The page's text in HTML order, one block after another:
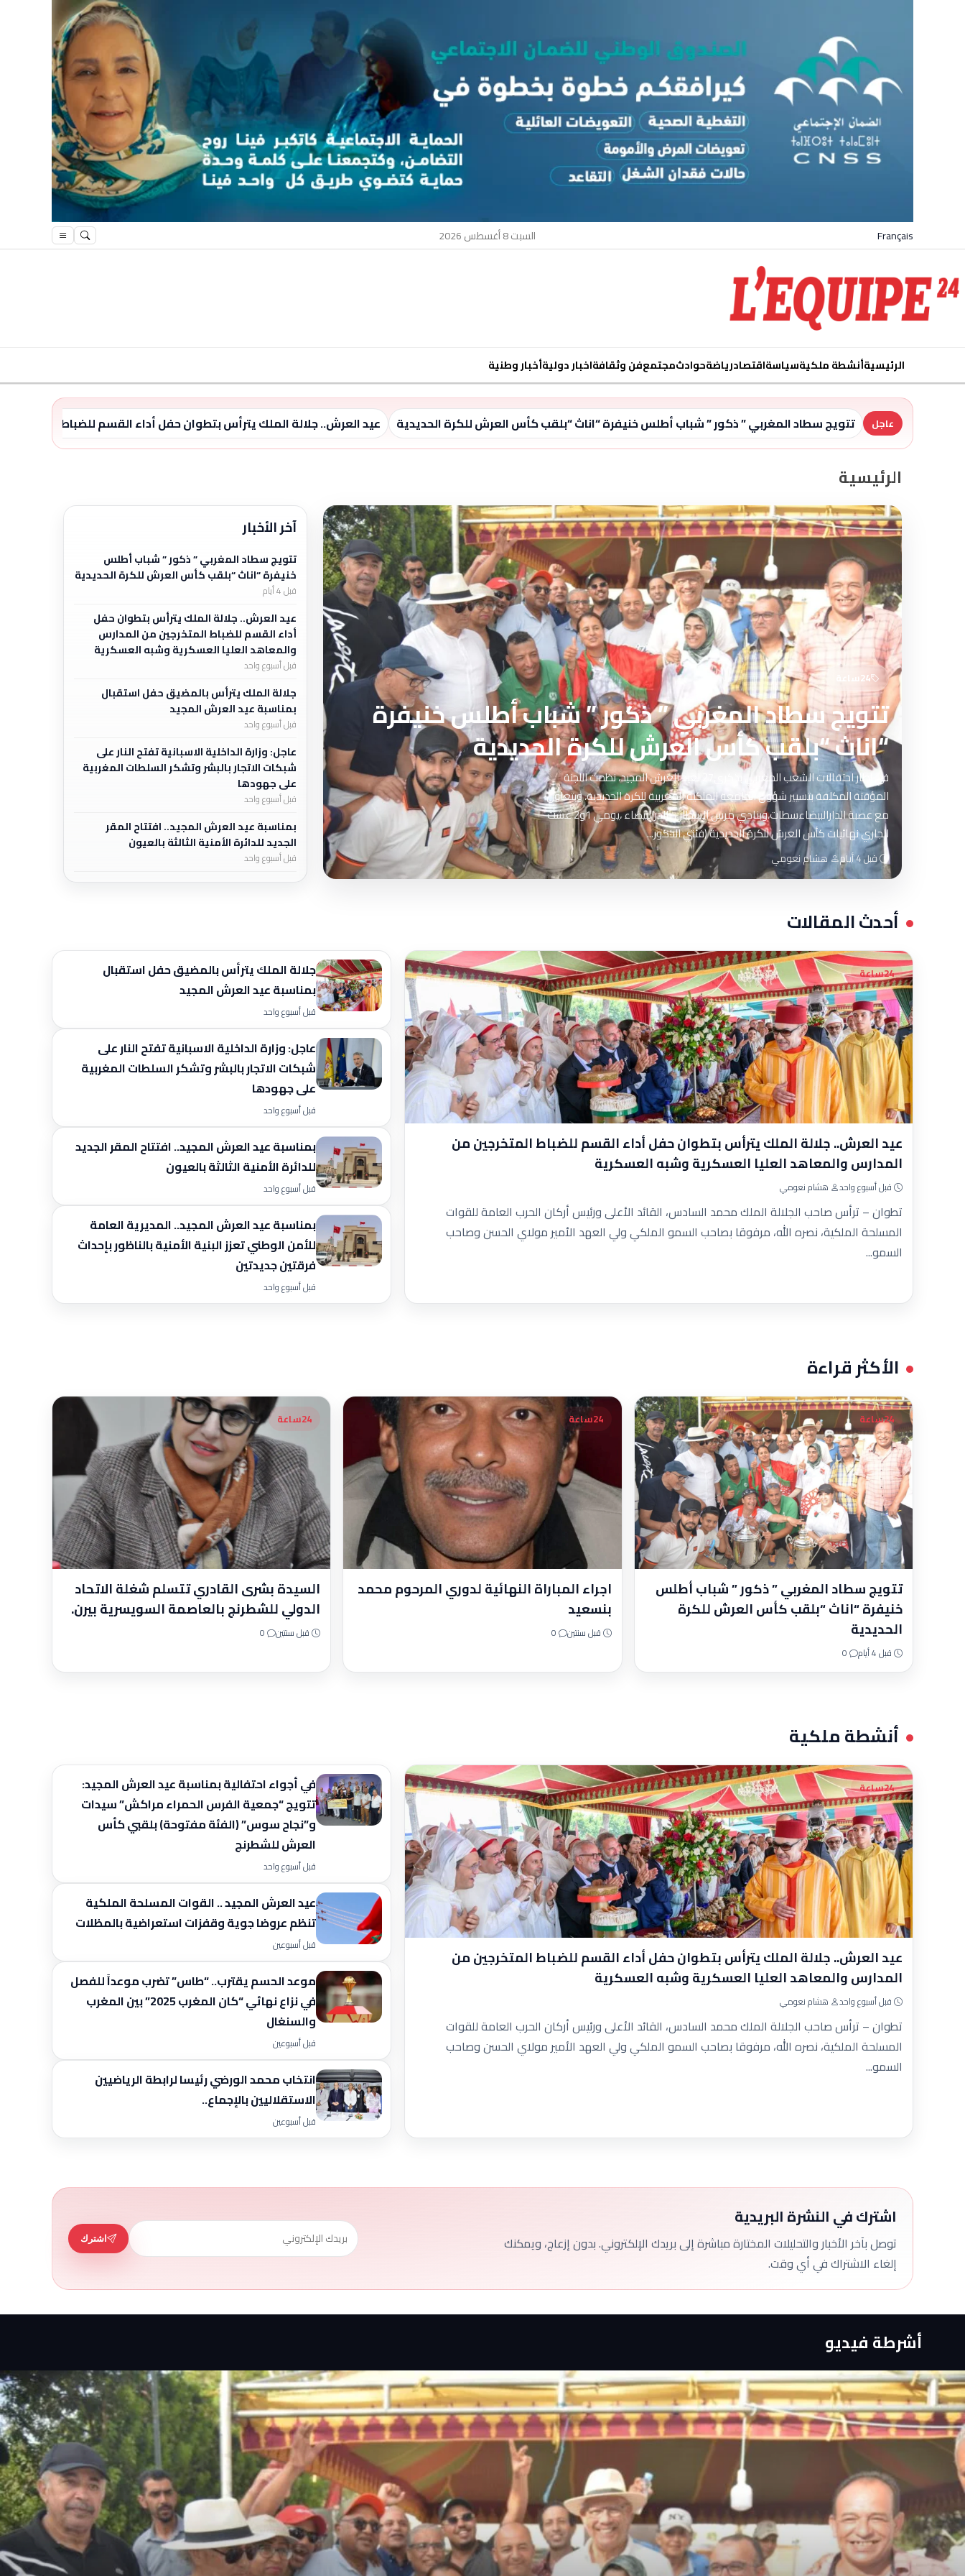
Français السبت 8 أغسطس 2026
الرئيسيةأنشطة ملكيةسياسةاقتصادرياضةحوادثمجتمعفن وثقافةاخبار دوليةأخبار وطنية
عاجل تتويج سطاد المغربي ” ذكور ” شباب أطلس خنيفرة “اناث “بلقب كأس العرش للكرة الحديدية عيد العرش.. جلالة الملك يترأس بتطوان حفل أداء القسم للضباط
الرئيسية
24ساعة
تتويج سطاد المغربي ” ذكور ” شباب أطلس خنيفرة
“اناث “بلقب كأس العرش للكرة الحديدية
في إطار احتفالات الشعب المغربي بذكرى27 لعيد العرش المجيد، نظمت اللجنة
المؤقتة المكلفة بتسيير شؤون الجامعة الملكية المغربية للكرة الحديدية، وبتعاون
مع عصبة الدارالبيضاءسطات،وبنادي مرس السطان بالدرالبيضاء ،يومي 1و2 غشت
الجاري نهائيات كأس العرش للكرة الحديدية (فئتي الذكور...
قبل 4 أيام هشام نعومي
آخر الأخبار
تتويج سطاد المغربي ” ذكور ” شباب أطلس
خنيفرة “اناث “بلقب كأس العرش للكرة الحديدية
قبل 4 أيام
عيد العرش.. جلالة الملك يترأس بتطوان حفل
أداء القسم للضباط المتخرجين من المدارس
والمعاهد العليا العسكرية وشبه العسكرية
قبل أسبوع واحد
جلالة الملك يترأس بالمضيق حفل استقبال
بمناسبة عيد العرش المجيد
قبل أسبوع واحد
عاجل: وزارة الداخلية الاسبانية تفتح النار على
شبكات الاتجار بالبشر وتشكر السلطات المغربية
على جهودها
قبل أسبوع واحد
بمناسبة عيد العرش المجيد.. افتتاح المقر
الجديد للدائرة الأمنية الثالثة بالعيون
قبل أسبوع واحد
أحدث المقالات
24ساعة
عيد العرش.. جلالة الملك يترأس بتطوان حفل أداء القسم للضباط المتخرجين من
المدارس والمعاهد العليا العسكرية وشبه العسكرية
قبل أسبوع واحد هشام نعومي
تطوان – ترأس صاحب الجلالة الملك محمد السادس، القائد الأعلى ورئيس أركان الحرب العامة للقوات
المسلحة الملكية، نصره الله، مرفوقا بصاحب السمو الملكي ولي العهد الأمير مولاي الحسن وصاحب
السمو...
جلالة الملك يترأس بالمضيق حفل استقبال
بمناسبة عيد العرش المجيد
قبل أسبوع واحد
عاجل: وزارة الداخلية الاسبانية تفتح النار على
شبكات الاتجار بالبشر وتشكر السلطات المغربية
على جهودها
قبل أسبوع واحد
بمناسبة عيد العرش المجيد.. افتتاح المقر الجديد
للدائرة الأمنية الثالثة بالعيون
قبل أسبوع واحد
بمناسبة عيد العرش المجيد.. المديرية العامة
للأمن الوطني تعزز البنية الأمنية بالناظور بإحداث
فرقتين جديدتين
قبل أسبوع واحد
الأكثر قراءة
24ساعة
تتويج سطاد المغربي ” ذكور ” شباب أطلس
خنيفرة “اناث “بلقب كأس العرش للكرة
الحديدية
قبل 4 أيام
24ساعة
اجراء المباراة النهائية لدوري المرحوم محمد
بنسعيد
قبل سنتين
24ساعة
السيدة بشرى القادري تتسلم شغلة الاتحاد
الدولي للشطرنج بالعاصمة السويسرية بيرن.
قبل سنتين 0
أنشطة ملكية
24ساعة
عيد العرش.. جلالة الملك يترأس بتطوان حفل أداء القسم للضباط المتخرجين من
المدارس والمعاهد العليا العسكرية وشبه العسكرية
قبل أسبوع واحد هشام نعومي
تطوان – ترأس صاحب الجلالة الملك محمد السادس، القائد الأعلى ورئيس أركان الحرب العامة للقوات
المسلحة الملكية، نصره الله، مرفوقا بصاحب السمو الملكي ولي العهد الأمير مولاي الحسن وصاحب
السمو...
في أجواء احتفالية بمناسبة عيد العرش المجيد:​
تتويج “جمعية الفرس الحمراء مراكش” سيدات
و”نجاح سوس” (الفئة مفتوحة) بلقبي كأس
العرش للشطرنج
قبل أسبوع واحد
عيد العرش المجيد .. القوات المسلحة الملكية
تنظم عروضا جوية وقفزات استعراضية بالمظلات
قبل أسبوعين
موعد الحسم يقترب.. “طاس” تضرب موعداً للفصل
في نزاع نهائي “كان المغرب 2025” بين المغرب
والسنغال
قبل أسبوعين
انتخاب محمد الورضي رئيسا لرابطة الرياضيين
الاستقلاليين بالإجماع..
قبل أسبوعين
اشترك في النشرة البريدية
توصل بآخر الأخبار والتحليلات المختارة مباشرة إلى بريدك الإلكتروني. بدون إزعاج، ويمكنك
إلغاء الاشتراك في أي وقت.
اشترك
أشرطة فيديو